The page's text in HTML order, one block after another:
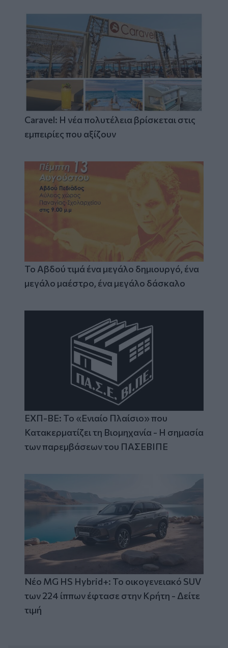
Caravel: Η νέα πολυτέλεια βρίσκεται στις
εμπειρίες που αξίζουν
Το Αβδού τιμά ένα μεγάλο δημιουργό, ένα
μεγάλο μαέστρο, ένα μεγάλο δάσκαλο
ΕΧΠ-ΒΕ: Το «Ενιαίο Πλαίσιο» που
Κατακερματίζει τη Βιομηχανία - Η σημασία
των παρεμβάσεων του ΠΑΣΕΒΙΠΕ
Νέο MG HS Hybrid+: Το οικογενειακό SUV
των 224 ίππων έφτασε στην Κρήτη - Δείτε
τιμή